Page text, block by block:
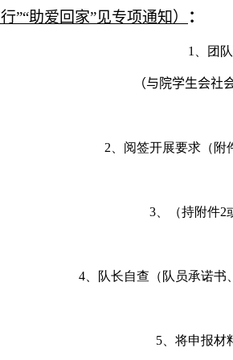
”“助爱回家”见专项通知） ：
1、团
（与院学生会社
2、阅签开展要求（附
3、（持附件2
4、队长自查（队员承诺书
5、将申报材